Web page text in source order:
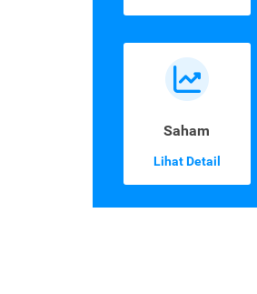
Saham
Lihat Detail